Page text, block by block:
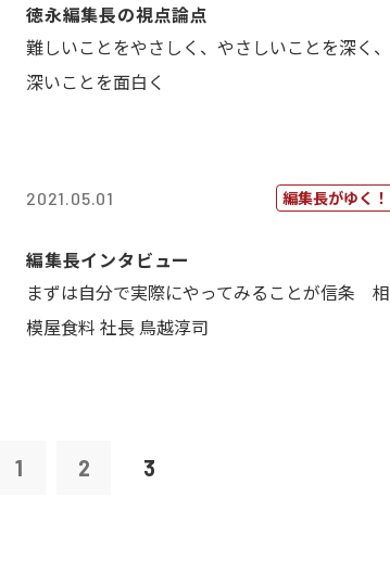
徳永編集長の視点論点
難しいことをやさしく、やさしいことを深く、
深いことを面白く
2021.05.01 編集長がゆく！
編集長インタビュー
まずは自分で実際にやってみることが信条 相
模屋食料 社長 鳥越淳司
1 2 3